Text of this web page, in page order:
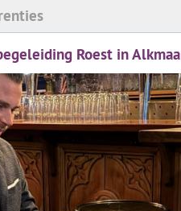
Roest in